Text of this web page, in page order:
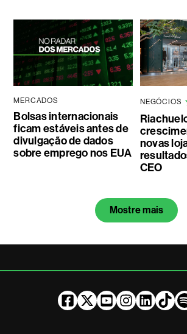
MERCADOS
Bolsas internacionais
ficam estáveis antes de
divulgação de dados
sobre emprego nos EUA
NEGÓCIOS
novas
CEO
Mostre mais